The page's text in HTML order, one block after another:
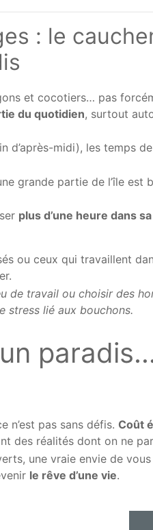
: le
et cocotiers… pas
du quotidien, surtout
d’après-midi), les temps
grande partie de l’île est
plus d’une heure dans
ou ceux qui travaillent
de travail ou choisir des
stress lié aux bouchons.
n’est pas sans défis. Coût
des réalités dont on ne
une vraie envie de
le rêve d’une vie.